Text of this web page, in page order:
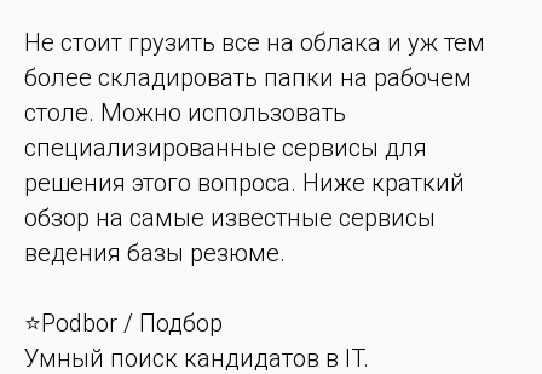
Не стоит грузить все на облака и уж тем
более складировать папки на рабочем
столе. Можно использовать
специализированные сервисы для
решения этого вопроса. Ниже краткий
обзор на самые известные сервисы
ведения базы резюме.
⭐️Podbor / Подбор
Умный поиск кандидатов в IT.